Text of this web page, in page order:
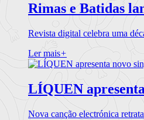
Rimas e Batidas
Revista digital celebra uma
Ler mais+
LÍQUEN
Nova canção electrónica